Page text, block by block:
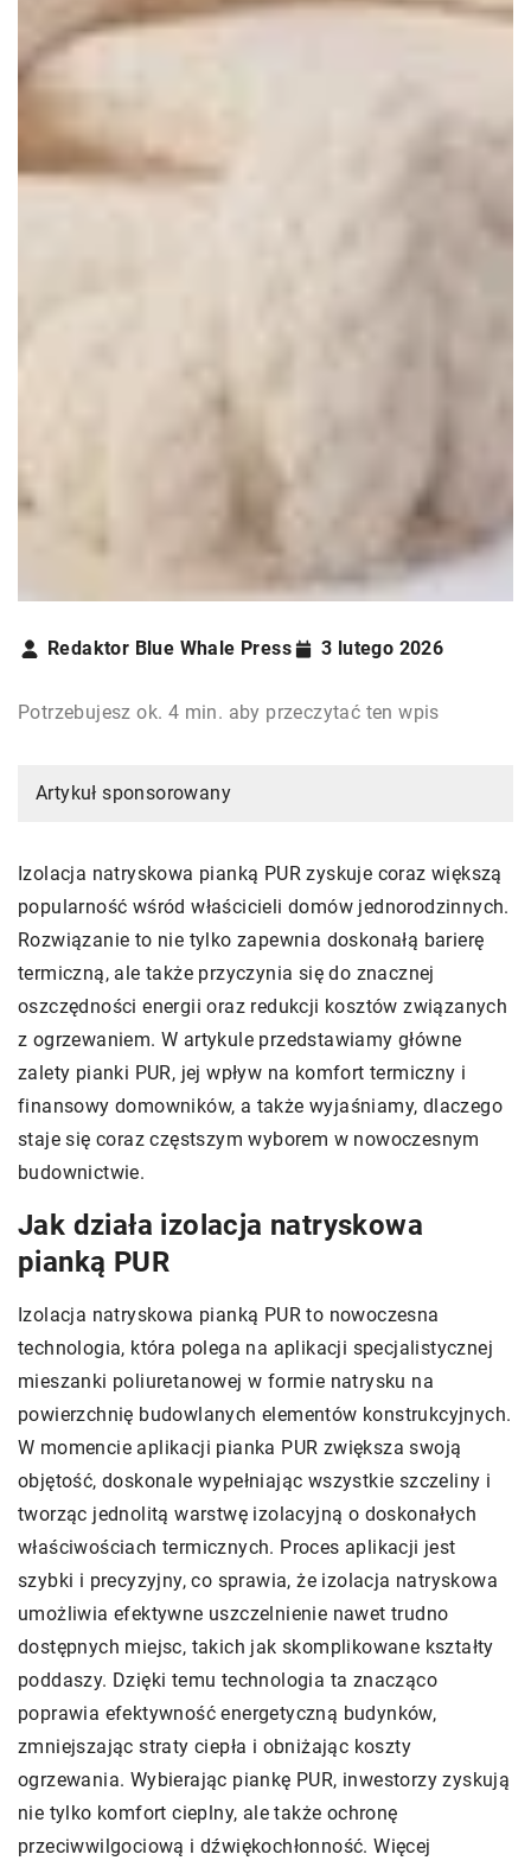
Redaktor Blue Whale Press 3 lutego 2026
Potrzebujesz ok. 4 min. aby przeczytać ten wpis
Artykuł sponsorowany
Izolacja natryskowa pianką PUR zyskuje coraz większą
popularność wśród właścicieli domów jednorodzinnych.
Rozwiązanie to nie tylko zapewnia doskonałą barierę
termiczną, ale także przyczynia się do znacznej
oszczędności energii oraz redukcji kosztów związanych
z ogrzewaniem. W artykule przedstawiamy główne
zalety pianki PUR, jej wpływ na komfort termiczny i
finansowy domowników, a także wyjaśniamy, dlaczego
staje się coraz częstszym wyborem w nowoczesnym
budownictwie.
Jak działa izolacja natryskowa
pianką PUR
Izolacja natryskowa pianką PUR to nowoczesna
technologia, która polega na aplikacji specjalistycznej
mieszanki poliuretanowej w formie natrysku na
powierzchnię budowlanych elementów konstrukcyjnych.
W momencie aplikacji pianka PUR zwiększa swoją
objętość, doskonale wypełniając wszystkie szczeliny i
tworząc jednolitą warstwę izolacyjną o doskonałych
właściwościach termicznych. Proces aplikacji jest
szybki i precyzyjny, co sprawia, że izolacja natryskowa
umożliwia efektywne uszczelnienie nawet trudno
dostępnych miejsc, takich jak skomplikowane kształty
poddaszy. Dzięki temu technologia ta znacząco
poprawia efektywność energetyczną budynków,
zmniejszając straty ciepła i obniżając koszty
ogrzewania. Wybierając piankę PUR, inwestorzy zyskują
nie tylko komfort cieplny, ale także ochronę
przeciwwilgociową i dźwiękochłonność. Więcej